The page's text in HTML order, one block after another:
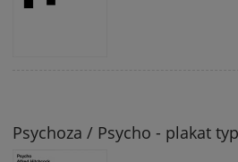
Psychoza / Psycho - plakat